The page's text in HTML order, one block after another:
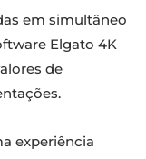
em simultâneo
Elgato 4K
de
experiência